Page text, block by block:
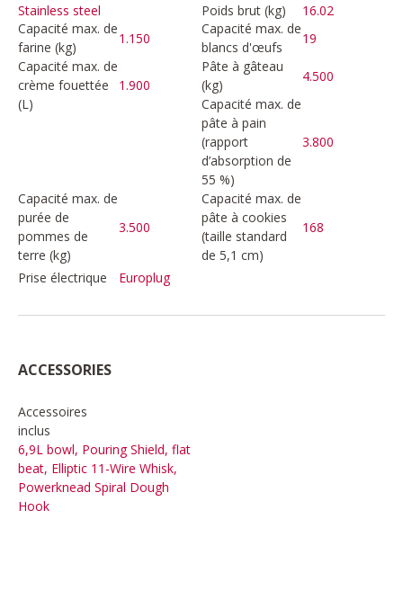
Stainless steel
Poids brut (kg)
16.02
Capacité max. de
farine (kg)
1.150
Capacité max. de
blancs d'œufs
19
Capacité max. de
crème fouettée
(L)
1.900
Pâte à gâteau
(kg)
4.500
Capacité max. de
pâte à pain
(rapport
d’absorption de
55 %)
3.800
Capacité max. de
purée de
pommes de
terre (kg)
3.500
Capacité max. de
pâte à cookies
(taille standard
de 5,1 cm)
168
Prise électrique Europlug
ACCESSORIES
Accessoires
inclus
6,9L bowl, Pouring Shield, flat
beat, Elliptic 11-Wire Whisk,
Powerknead Spiral Dough
Hook